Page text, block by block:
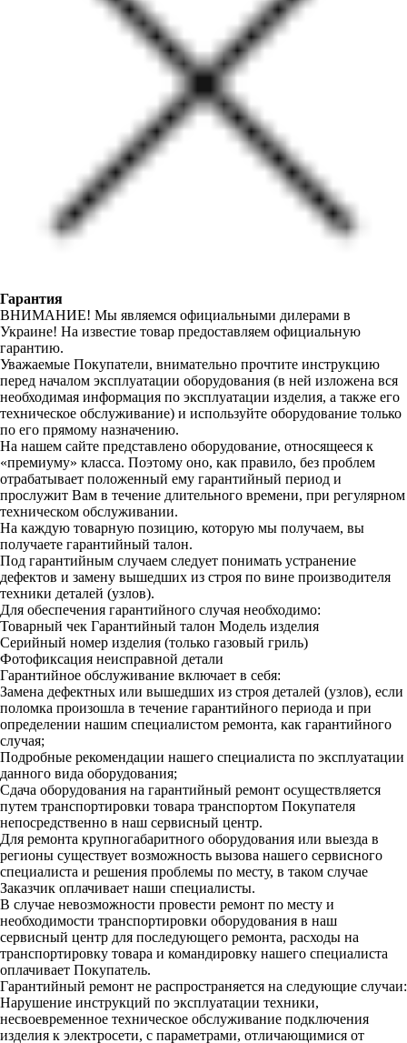
Гарантия
ВНИМАНИЕ! Мы являемся официальными дилерами в
Украине! На известие товар предоставляем официальную
гарантию.
Уважаемые Покупатели, внимательно прочтите инструкцию
перед началом эксплуатации оборудования (в ней изложена вся
необходимая информация по эксплуатации изделия, а также его
техническое обслуживание) и используйте оборудование только
по его прямому назначению.
На нашем сайте представлено оборудование, относящееся к
«премиуму» класса. Поэтому оно, как правило, без проблем
отрабатывает положенный ему гарантийный период и
прослужит Вам в течение длительного времени, при регулярном
техническом обслуживании.
На каждую товарную позицию, которую мы получаем, вы
получаете гарантийный талон.
Под гарантийным случаем следует понимать устранение
дефектов и замену вышедших из строя по вине производителя
техники деталей (узлов).
Для обеспечения гарантийного случая необходимо:
Товарный чек Гарантийный талон Модель изделия
Серийный номер изделия (только газовый гриль)
Фотофиксация неисправной детали
Гарантийное обслуживание включает в себя:
Замена дефектных или вышедших из строя деталей (узлов), если
поломка произошла в течение гарантийного периода и при
определении нашим специалистом ремонта, как гарантийного
случая;
Подробные рекомендации нашего специалиста по эксплуатации
данного вида оборудования;
Сдача оборудования на гарантийный ремонт осуществляется
путем транспортировки товара транспортом Покупателя
непосредственно в наш сервисный центр.
Для ремонта крупногабаритного оборудования или выезда в
регионы существует возможность вызова нашего сервисного
специалиста и решения проблемы по месту, в таком случае
Заказчик оплачивает наши специалисты.
В случае невозможности провести ремонт по месту и
необходимости транспортировки оборудования в наш
сервисный центр для последующего ремонта, расходы на
транспортировку товара и командировку нашего специалиста
оплачивает Покупатель.
Гарантийный ремонт не распространяется на следующие случаи:
Нарушение инструкций по эксплуатации техники,
несвоевременное техническое обслуживание подключения
изделия к электросети, с параметрами, отличающимися от